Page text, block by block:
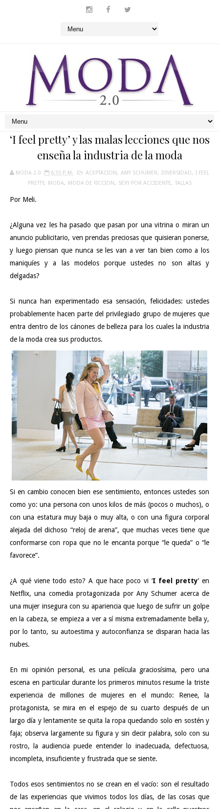
‘I feel pretty’ y las malas lecciones que nos
enseña la industria de la moda
MODA 2.0 6:55 P. M. ACEPTACION, AMY SCHUMER, DIVERSIDAD, I FEEL
PRETTY, MODA, MODA DE FICCION, SEXY POR ACCIDENTE, TALLAS
Por Meli.
¿Alguna vez les ha pasado que pasan por una vitrina o miran un
anuncio publicitario, ven prendas preciosas que quisieran ponerse,
y luego piensan que nunca se les van a ver tan bien como a los
maniquíes y a las modelos porque ustedes no son altas y
delgadas?
Si nunca han experimentado esa sensación, felicidades: ustedes
probablemente hacen parte del privilegiado grupo de mujeres que
entra dentro de los cánones de belleza para los cuales la industria
de la moda crea sus productos.
Si en cambio conocen bien ese sentimiento, entonces ustedes son
como yo: una persona con unos kilos de más (pocos o muchos), o
con una estatura muy baja o muy alta, o con una figura corporal
alejada del dichoso “reloj de arena”, que muchas veces tiene que
conformarse con ropa que no le encanta porque “le queda” o “le
favorece”.
¿A qué viene todo esto? A que hace poco vi ‘I feel pretty’ en
Netflix, una comedia protagonizada por Any Schumer acerca de
una mujer insegura con su apariencia que luego de sufrir un golpe
en la cabeza, se empieza a ver a sí misma extremadamente bella y,
por lo tanto, su autoestima y autoconfianza se disparan hacia las
nubes.
En mi opinión personal, es una película graciosísima, pero una
escena en particular durante los primeros minutos resume la triste
experiencia de millones de mujeres en el mundo: Renee, la
protagonista, se mira en el espejo de su cuarto después de un
largo día y lentamente se quita la ropa quedando solo en sostén y
faja; observa largamente su figura y sin decir palabra, solo con su
rostro, la audiencia puede entender lo inadecuada, defectuosa,
incompleta, insuficiente y frustrada que se siente.
Todos esos sentimientos no se crean en el vacío: son el resultado
de las experiencias que vivimos todos los días, de las cosas que